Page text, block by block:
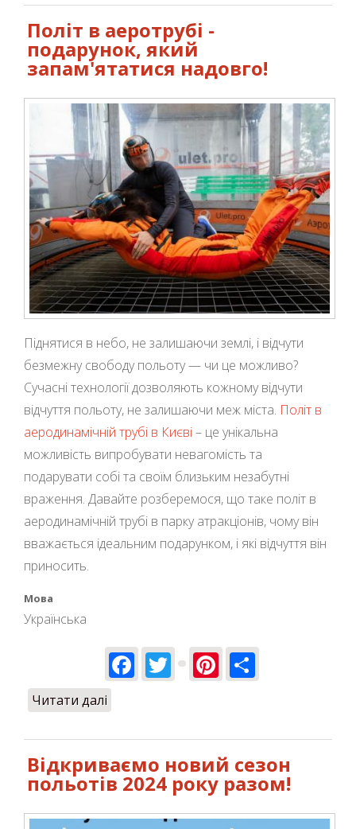
тимбілдингу!
Політ в аеротрубі -
подарунок, який
запам'ятатися надовго!
Піднятися в небо, не залишаючи землі, і відчути
безмежну свободу польоту — чи це можливо?
Сучасні технології дозволяють кожному відчути
відчуття польоту, не залишаючи меж міста. Політ в
аеродинамічній трубі в Києві– це унікальна
можливість випробувати невагомість та
подарувати собі та своїм близьким незабутні
враження. Давайте розберемося, що таке політ в
аеродинамічній трубі в парку атракціонів, чому він
вважається ідеальним подарунком, і які відчуття він
приносить.
Мова
Українська
Facebook
TwitterPinterest
Читати далі
Відкриваємо новий сезон
польотів 2024 року разом!